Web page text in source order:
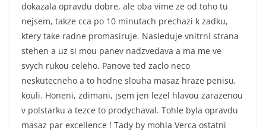
dokazala opravdu dobre, ale oba vime ze od toho tu
nejsem, takze cca po 10 minutach prechazi k zadku,
ktery take radne promasiruje. Nasleduje vnitrni strana
stehen a uz si mou panev nadzvedava a ma me ve
svych rukou celeho. Panove ted zaclo neco
neskutecneho a to hodne slouha masaz hraze penisu,
kouli. Honeni, zdimani, jsem jen lezel hlavou zarazenou
v polstarku a tezce to prodychaval. Tohle byla opravdu
masaz par excellence ! Tady by mohla Verca ostatni